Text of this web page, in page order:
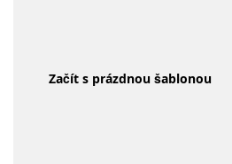
Začít s prázdnou šablonou